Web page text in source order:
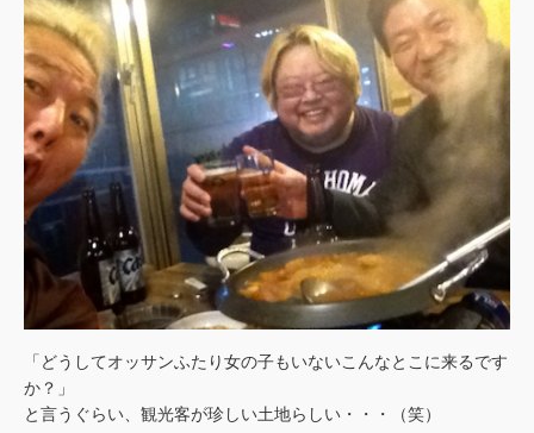
「どうしてオッサンふたり女の子もいないこんなとこに来るです
か？」
と言うぐらい、観光客が珍しい土地らしい・・・（笑）